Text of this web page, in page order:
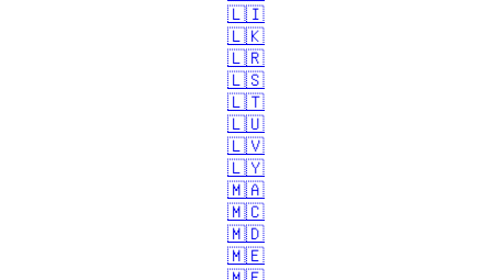
🇱🇮
🇱🇰
🇱🇷
🇱🇸
🇱🇹
🇱🇺
🇱🇻
🇱🇾
🇲🇦
🇲🇨
🇲🇩
🇲🇪